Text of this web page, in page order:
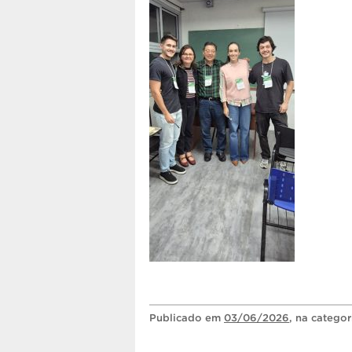
Publicado em 03/06/2026, na